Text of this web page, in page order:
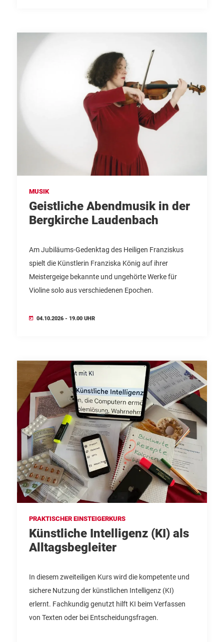
MUSIK
Geistliche Abendmusik in der
Bergkirche Laudenbach
Am Jubiläums-Gedenktag des Heiligen Franziskus
spielt die Künstlerin Franziska König auf ihrer
Meistergeige bekannte und ungehörte Werke für
Violine solo aus verschiedenen Epochen.
04.10.2026 - 19.00 UHR
PRAKTISCHER EINSTEIGERKURS
Künstliche Intelligenz (KI) als
Alltagsbegleiter
In diesem zweiteiligen Kurs wird die kompetente und
sichere Nutzung der künstlichen Intelligenz (KI)
erlernt. Fachkundig genutzt hilft KI beim Verfassen
von Texten oder bei Entscheidungsfragen.